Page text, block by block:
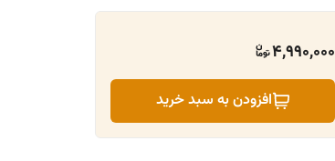
4,990,000
افزودن به سبد خرید